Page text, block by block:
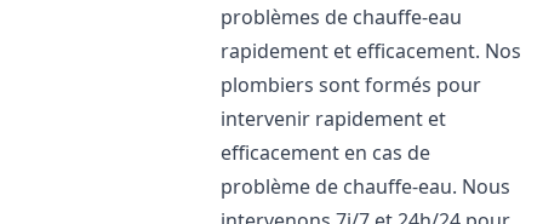
problèmes de chauffe-eau
rapidement et efficacement. Nos
plombiers sont formés pour
intervenir rapidement et
efficacement en cas de
problème de chauffe-eau. Nous